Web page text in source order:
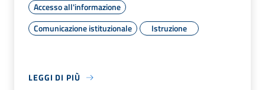
Accesso all'informazione
Comunicazione istituzionale
Istruzione
LEGGI DI PIÙ